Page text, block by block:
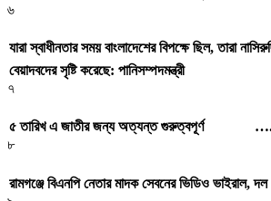
৬
যারা স্বাধীনতার সময় বাংলাদেশের বিপক্ষে ছিল, তারা
বেয়াদবদের সৃষ্টি করেছে: পানিসম্পদমন্ত্রী
৭
৫ তারিখ এ জাতীর জন্য অত্যন্ত গুরুত্বপূর্ণ ….
৮
রামগঞ্জে বিএনপি নেতার মাদক সেবনের ভিডিও ভাইরাল,